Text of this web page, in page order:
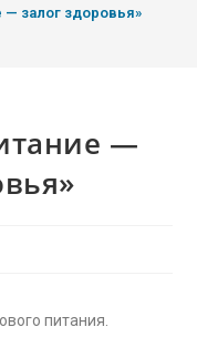
— залог здоровья»
—
питания.